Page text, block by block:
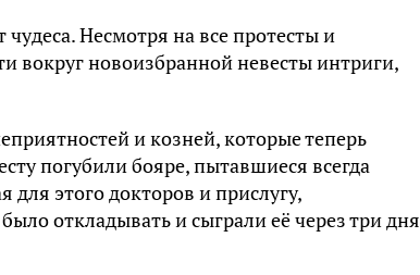
чудеса. Несмотря на все протесты и
вокруг новоизбранной невесты интриги,
и козней, которые теперь
погубили бояре, пытавшиеся всегда
для этого докторов и прислугу,
откладывать и сыграли её через три дня